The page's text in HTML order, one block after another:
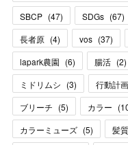
SBCP (47) SDGs (67)
長者原 (4) vos (37)
lapark農園 (6) 腸活 (2)
ミドリムシ (3) 行動計画
ブリーチ (5) カラー (
カラーミューズ (5) 髪